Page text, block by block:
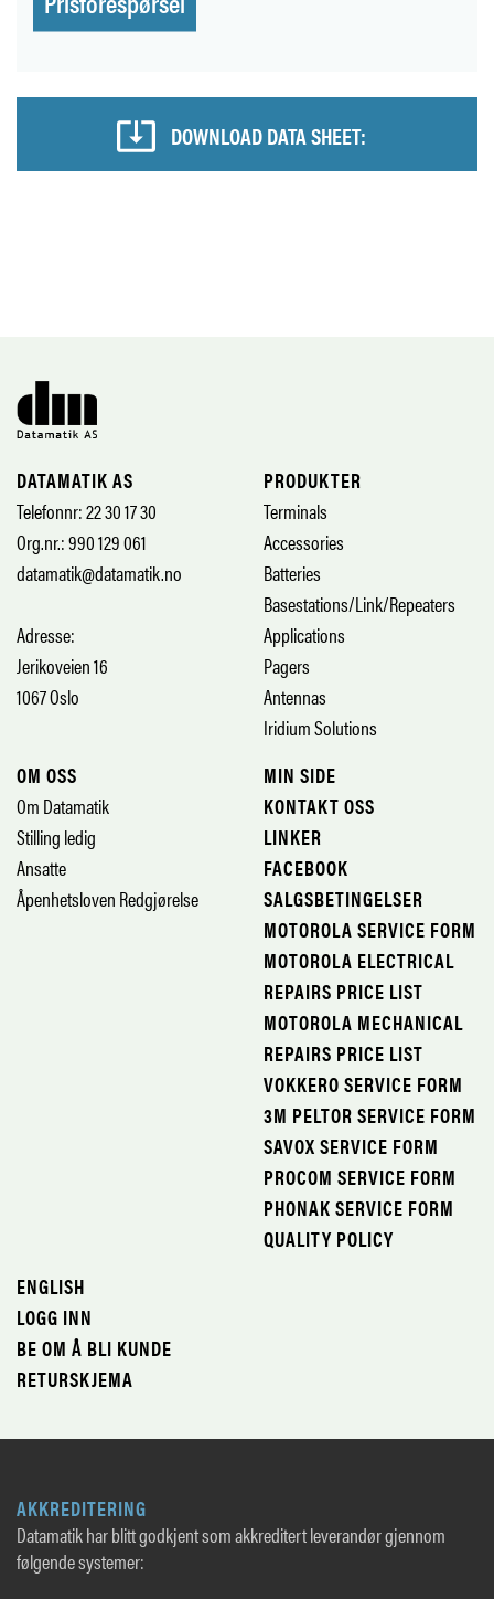
DOWNLOAD DATA SHEET:
DATAMATIK AS
Telefonnr: 22 30 17 30
Org.nr.: 990 129 061
datamatik@datamatik.no
Adresse:
Jerikoveien 16
1067 Oslo
PRODUKTER
Terminals
Accessories
Batteries
Basestations/Link/Repeaters
Applications
Pagers
Antennas
Iridium Solutions
OM OSS
Om Datamatik
Stilling ledig
Ansatte
Åpenhetsloven Redgjørelse
MIN SIDE
KONTAKT OSS
LINKER
FACEBOOK
SALGSBETINGELSER
MOTOROLA SERVICE FORM
MOTOROLA ELECTRICAL
REPAIRS PRICE LIST
MOTOROLA MECHANICAL
REPAIRS PRICE LIST
VOKKERO SERVICE FORM
3M PELTOR SERVICE FORM
SAVOX SERVICE FORM
PROCOM SERVICE FORM
PHONAK SERVICE FORM
QUALITY POLICY
ENGLISH
LOGG INN
BE OM Å BLI KUNDE
RETURSKJEMA
AKKREDITERING
Datamatik har blitt godkjent som akkreditert leverandør gjennom
følgende systemer: